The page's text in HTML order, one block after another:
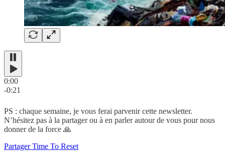
0:00
-0:21
PS : chaque semaine, je vous ferai parvenir cette newsletter.
N’hésitez pas à la partager ou à en parler autour de vous pour nous
donner de la force 🙏
Partager Time To Reset